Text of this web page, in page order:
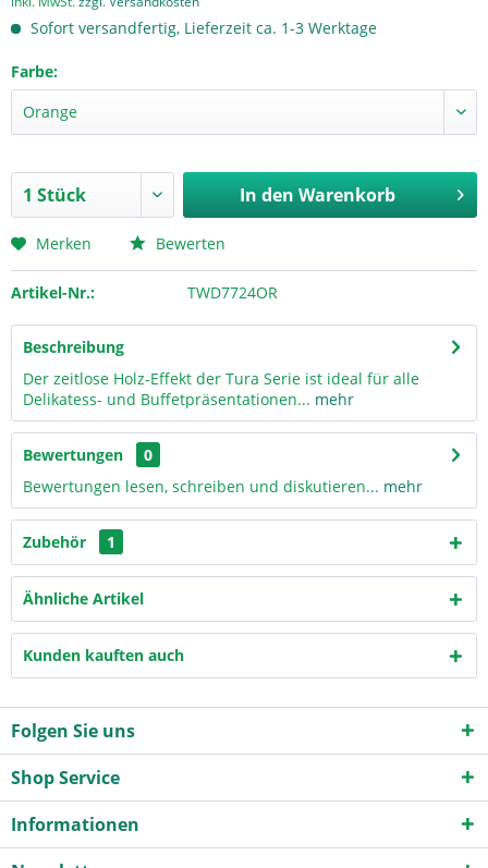
Sofort versandfertig, Lieferzeit ca. 1-3 Werktage
Farbe:
In den Warenkorb
Merken Bewerten
Artikel-Nr.: TWD7724OR
Beschreibung
Der zeitlose Holz-Effekt der Tura Serie ist ideal für alle
Delikatess- und Buffetpräsentationen... mehr
Bewertungen
0
Bewertungen lesen, schreiben und diskutieren... mehr
Zubehör 1
Ähnliche Artikel
Kunden kauften auch
Folgen Sie uns
Shop Service
Informationen